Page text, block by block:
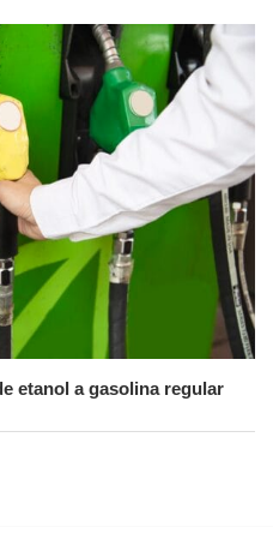
etanol a gasolina regular